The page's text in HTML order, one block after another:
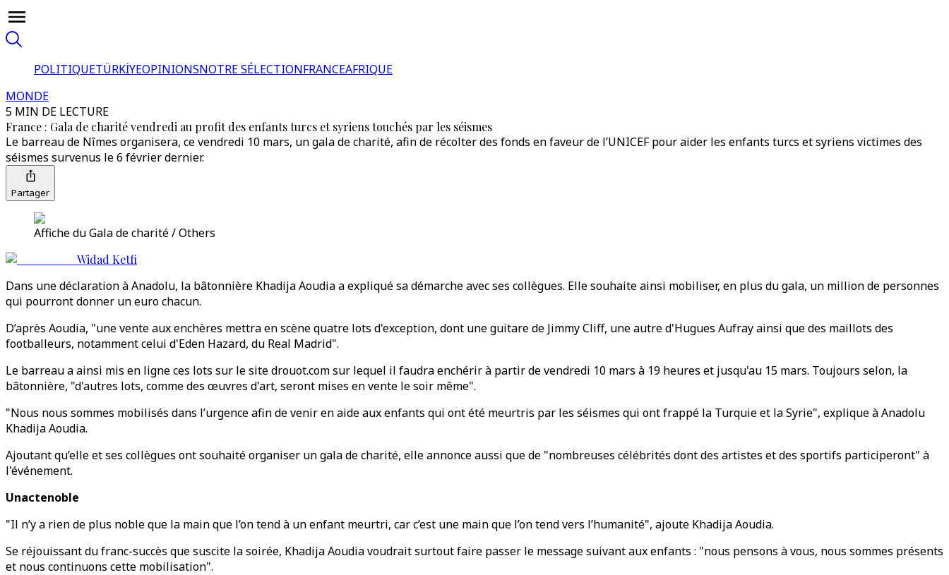
POLITIQUETÜRKİYEOPINIONSNOTRE SÉLECTIONFRANCEAFRIQUE
MONDE
5 MIN DE LECTURE
France : Gala de charité vendredi au profit des enfants turcs et syriens touchés par les séismes
Le barreau de Nîmes organisera, ce vendredi 10 mars, un gala de charité, afin de récolter des fonds en faveur de l’UNICEF pour aider les enfants turcs et syriens victimes des
séismes survenus le 6 février dernier.
Partager
Affiche du Gala de charité / Others
Widad Ketfi
Dans une déclaration à Anadolu, la bâtonnière Khadija Aoudia a expliqué sa démarche avec ses collègues. Elle souhaite ainsi mobiliser, en plus du gala, un million de personnes
qui pourront donner un euro chacun.
D’après Aoudia, "une vente aux enchères mettra en scène quatre lots d'exception, dont une guitare de Jimmy Cliff, une autre d'Hugues Aufray ainsi que des maillots des
footballeurs, notamment celui d'Eden Hazard, du Real Madrid".
Le barreau a ainsi mis en ligne ces lots sur le site drouot.com sur lequel il faudra enchérir à partir de vendredi 10 mars à 19 heures et jusqu'au 15 mars. Toujours selon, la
bâtonnière, "d'autres lots, comme des œuvres d'art, seront mises en vente le soir même".
"Nous nous sommes mobilisés dans l’urgence afin de venir en aide aux enfants qui ont été meurtris par les séismes qui ont frappé la Turquie et la Syrie", explique à Anadolu
Khadija Aoudia.
Ajoutant qu’elle et ses collègues ont souhaité organiser un gala de charité, elle annonce aussi que de "nombreuses célébrités dont des artistes et des sportifs participeront" à
l'événement.
Unactenoble
"Il n’y a rien de plus noble que la main que l’on tend à un enfant meurtri, car c’est une main que l’on tend vers l’humanité", ajoute Khadija Aoudia.
Se réjouissant du franc-succès que suscite la soirée, Khadija Aoudia voudrait surtout faire passer le message suivant aux enfants : "nous pensons à vous, nous sommes présents
et nous continuons cette mobilisation".